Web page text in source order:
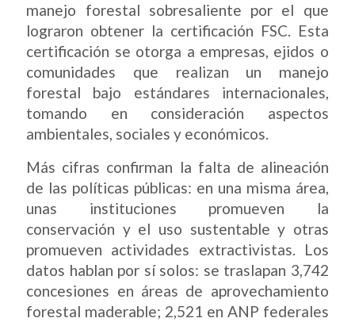
manejo forestal sobresaliente por el que
lograron obtener la certificación FSC. Esta
certificación se otorga a empresas, ejidos o
comunidades que realizan un manejo
forestal bajo estándares internacionales,
tomando en consideración aspectos
ambientales, sociales y económicos.
Más cifras confirman la falta de alineación
de las políticas públicas: en una misma área,
unas instituciones promueven la
conservación y el uso sustentable y otras
promueven actividades extractivistas. Los
datos hablan por sí solos: se traslapan 3,742
concesiones en áreas de aprovechamiento
forestal maderable; 2,521 en ANP federales